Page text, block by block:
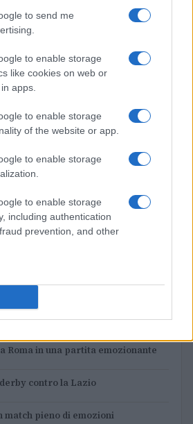
to send me
to enable storage
like cookies on web or
apps.
to enable storage
of the website or app.
to enable storage
to enable storage
including authentication
prevention, and other
4 della UFL 2026: Kings vincono
sorprendono i Renegades
la Sampdoria in una partita ricca di
Roma in una partita emozionante
contro la Lazio
match pieno di emozioni